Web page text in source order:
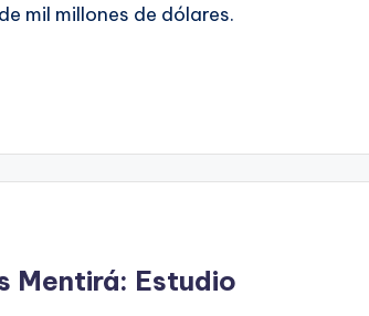
mil millones de dólares.
Mentirá: Estudio